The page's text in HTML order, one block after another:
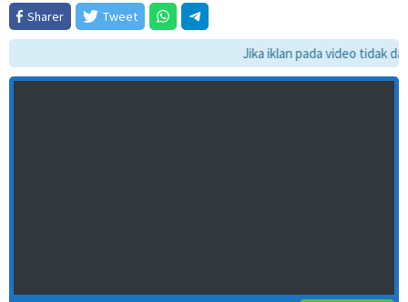
Sharer
Tweet
Jika iklan pada video tidak